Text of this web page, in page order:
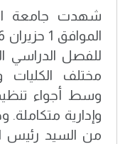
شهدت جامعة
للفصل الدراسي
مختلف الكليات
وسط أجواء
وإدارية متكاملة.
من السيد رئيس